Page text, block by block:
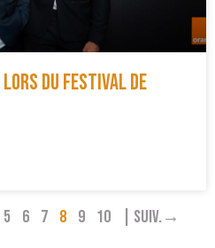
lors du Festival de
5 6 7 8 9 10 | Suiv.→